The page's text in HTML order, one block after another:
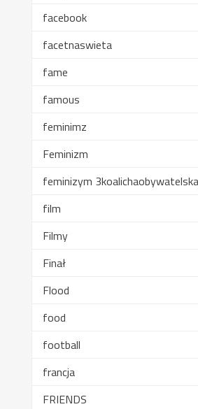
facebook
facetnaswieta
fame
famous
feminimz
Feminizm
feminizym
film
Filmy
Finał
Flood
food
football
francja
FRIENDS